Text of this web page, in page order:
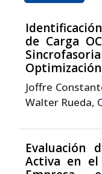
de Carga
Optimización
Joffre
Walter Rueda,
Evaluación
Activa en